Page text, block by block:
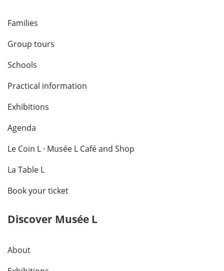
Families
Group tours
Schools
Practical information
Exhibitions
Agenda
Le Coin L · Musée L Café and Shop
La Table L
Book your ticket
Discover Musée L
About